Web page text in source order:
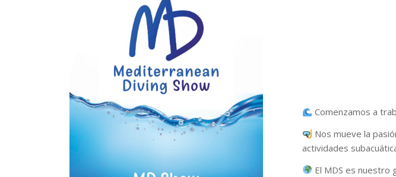
Comenzamos a
Nos mueve la
actividades
El MDS es nuestro